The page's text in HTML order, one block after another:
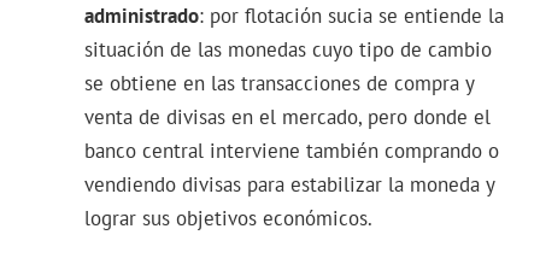
administrado: por flotación sucia se entiende la
situación de las monedas cuyo tipo de cambio
se obtiene en las transacciones de compra y
venta de divisas en el mercado, pero donde el
banco central interviene también comprando o
vendiendo divisas para estabilizar la moneda y
lograr sus objetivos económicos.